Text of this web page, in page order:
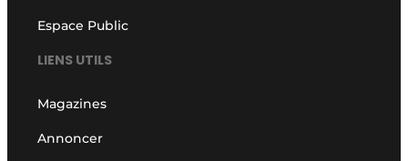
Espace Public
LIENS UTILS
Magazines
Annoncer